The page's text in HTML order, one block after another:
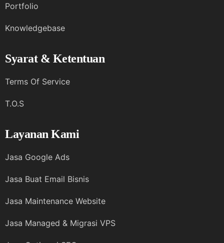
Portfolio
Knowledgebase
Syarat & Ketentuan
Terms Of Service
T.O.S
Layanan Kami
Jasa Google Ads
Jasa Buat Email Bisnis
Jasa Maintenance Website
Jasa Managed & Migrasi VPS